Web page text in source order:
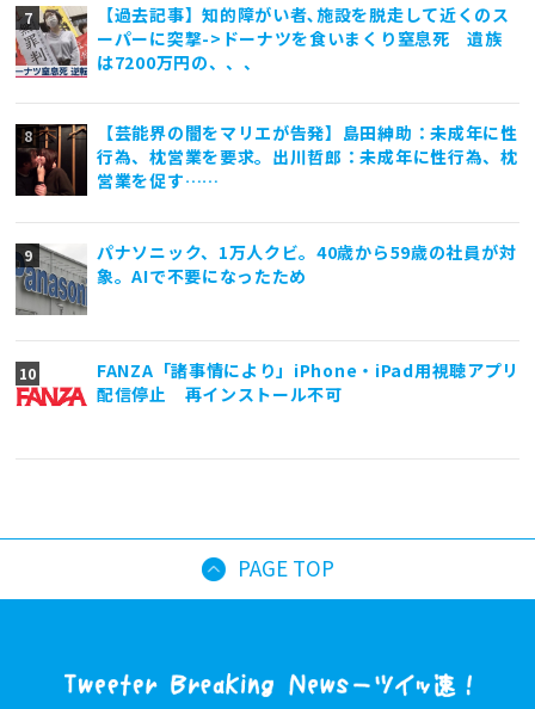
【過去記事】知的障がい者､施設を脱走して近くのス
ーパーに突撃->ドーナツを食いまくり窒息死 遺族
は7200万円の、、、
【芸能界の闇をマリエが告発】島田紳助：未成年に性
行為、枕営業を要求。出川哲郎：未成年に性行為、枕
営業を促す……
パナソニック、1万人クビ。40歳から59歳の社員が対
象。AIで不要になったため
FANZA「諸事情により」iPhone・iPad用視聴アプリ
配信停止 再インストール不可
PAGE TOP